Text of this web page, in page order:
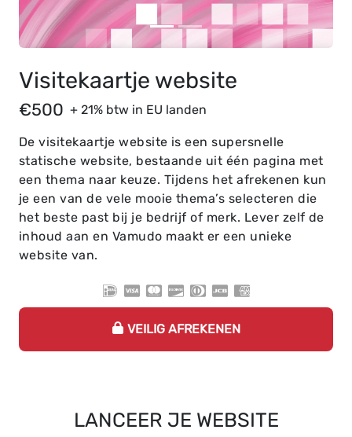
Visitekaartje website
€500 + 21% btw in EU landen
De visitekaartje website is een supersnelle
statische website, bestaande uit één pagina met
een thema naar keuze. Tijdens het afrekenen kun
je een van de vele mooie thema’s selecteren die
het beste past bij je bedrijf of merk. Lever zelf de
inhoud aan en Vamudo maakt er een unieke
website van.
VEILIG AFREKENEN
LANCEER JE WEBSITE